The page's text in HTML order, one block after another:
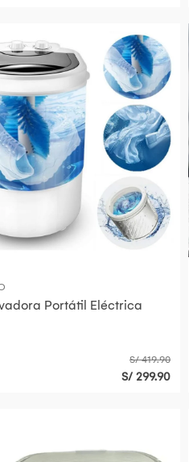
Portátil Eléctrica
S/ 419.90
S/ 299.90